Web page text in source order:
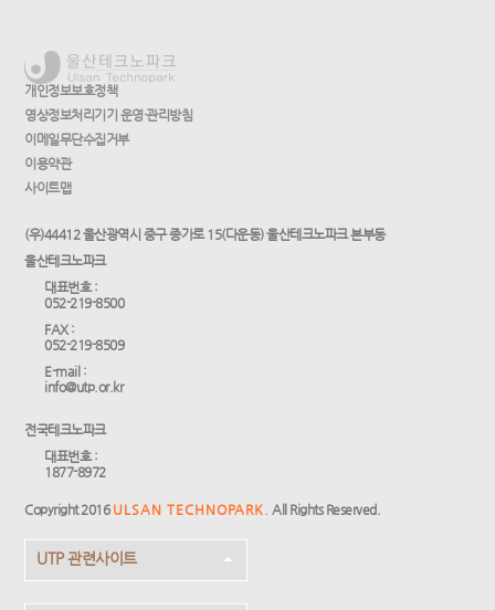
개인정보보호정책
영상정보처리기기 운영·관리방침
이메일무단수집거부
이용약관
사이트맵
(우)44412 울산광역시 중구 종가로 15(다운동) 울산테크노파크 본부동
울산테크노파크
대표번호 :
052-219-8500
FAX :
052-219-8509
E-mail :
info@utp.or.kr
전국테크노파크
대표번호 :
1877-8972
Copyright 2016 ULSAN TECHNOPARK. All Rights Reserved.
UTP 관련사이트